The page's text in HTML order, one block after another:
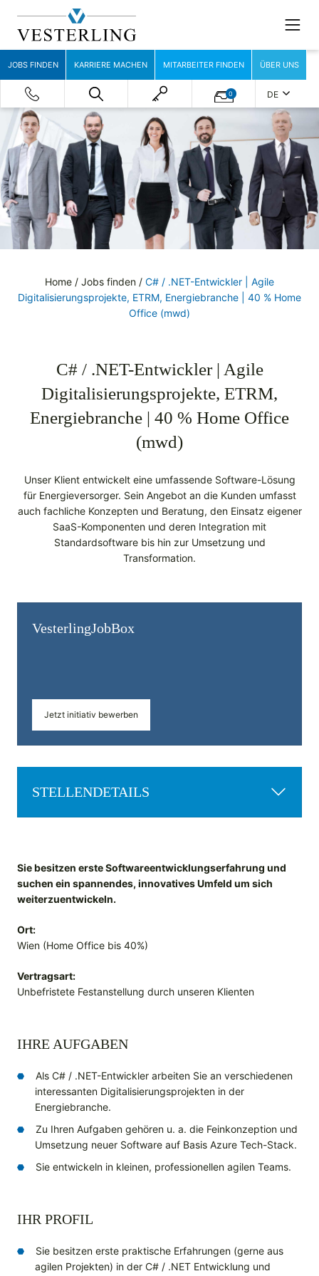
JOBS FINDEN KARRIERE MACHEN MITARBEITER FINDEN ÜBER UNS
0 DE
Home / Jobs finden / C# / .NET-Entwickler | Agile
Digitalisierungsprojekte, ETRM, Energiebranche | 40 % Home
Office (mwd)
C# / .NET-Entwickler | Agile
Digitalisierungsprojekte, ETRM,
Energiebranche | 40 % Home Office
(mwd)
Unser Klient entwickelt eine umfassende Software-Lösung
für Energieversorger. Sein Angebot an die Kunden umfasst
auch fachliche Konzepten und Beratung, den Einsatz eigener
SaaS-Komponenten und deren Integration mit
Standardsoftware bis hin zur Umsetzung und
Transformation.
Vesterling­JobBox
Jetzt initiativ bewerben
STELLENDETAILS
Sie besitzen erste Softwareentwicklungserfahrung und
suchen ein spannendes, innovatives Umfeld um sich
weiterzuentwickeln.
Ort:
Wien (Home Office bis 40%)
Vertragsart:
Unbefristete Festanstellung durch unseren Klienten
IHRE AUFGABEN
Als C# / .NET-Entwickler arbeiten Sie an verschiedenen
interessanten Digitalisierungsprojekten in der
Energiebranche.
Zu Ihren Aufgaben gehören u. a. die Feinkonzeption und
Umsetzung neuer Software auf Basis Azure Tech-Stack.
Sie entwickeln in kleinen, professionellen agilen Teams.
IHR PROFIL
Sie besitzen erste praktische Erfahrungen (gerne aus
agilen Projekten) in der C# / .NET Entwicklung und